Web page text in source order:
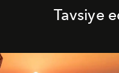
Tavsiye